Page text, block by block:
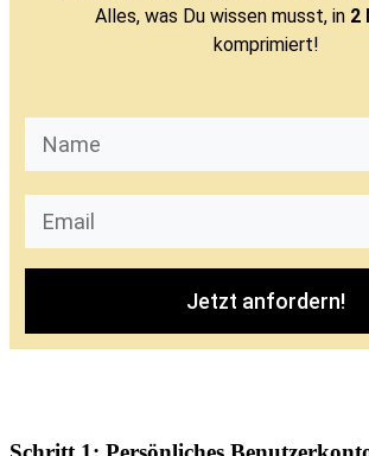
Alles, was Du wissen musst, in 2
komprimiert!
Jetzt anfordern!